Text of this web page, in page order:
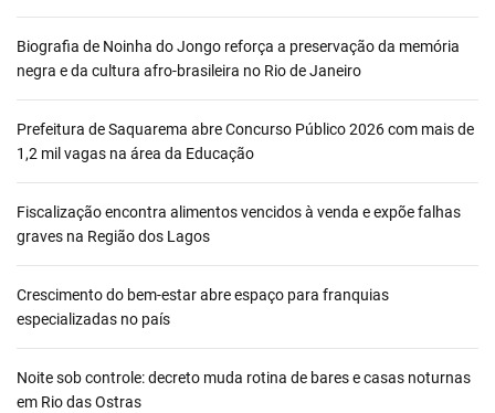
Biografia de Noinha do Jongo reforça a preservação da memória
negra e da cultura afro-brasileira no Rio de Janeiro
Prefeitura de Saquarema abre Concurso Público 2026 com mais de
1,2 mil vagas na área da Educação
Fiscalização encontra alimentos vencidos à venda e expõe falhas
graves na Região dos Lagos
Crescimento do bem-estar abre espaço para franquias
especializadas no país
Noite sob controle: decreto muda rotina de bares e casas noturnas
em Rio das Ostras